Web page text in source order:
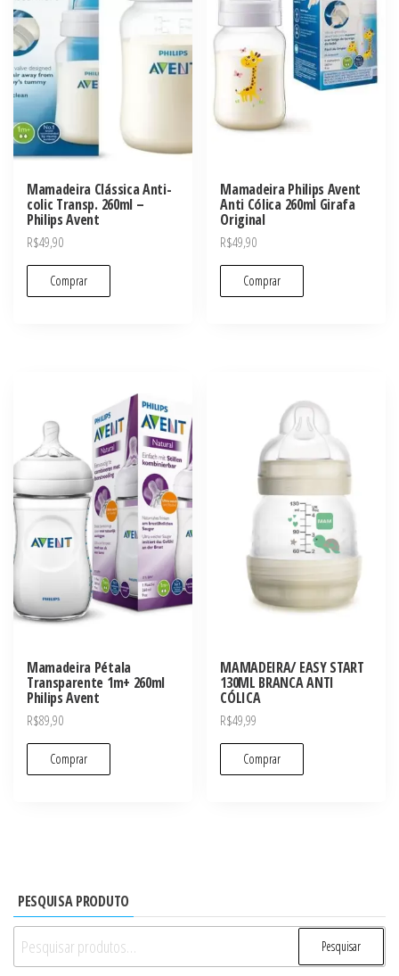
Mamadeira Clássica Anti-
colic Transp. 260ml –
Philips Avent
R$49,90
Comprar
Mamadeira Philips Avent
Anti Cólica 260ml Girafa
Original
R$49,90
Comprar
Mamadeira Pétala
Transparente 1m+ 260ml
Philips Avent
R$89,90
Comprar
MAMADEIRA/ EASY START
130ML BRANCA ANTI
CÓLICA
R$49,99
Comprar
PESQUISA PRODUTO
Pesquisar
por:
Pesquisar